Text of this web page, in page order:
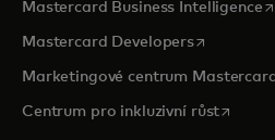
Mastercard Business Intelligence
Mastercard Developersopens in a
Marketingové centrum Mastercard
Centrum pro inkluzivní růstopens